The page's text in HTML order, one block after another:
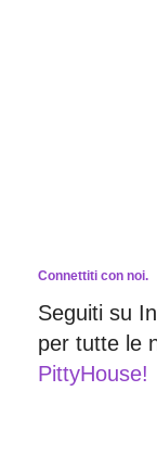
Connettiti con noi.
Seguiti su
per tutte le
PittyHouse!